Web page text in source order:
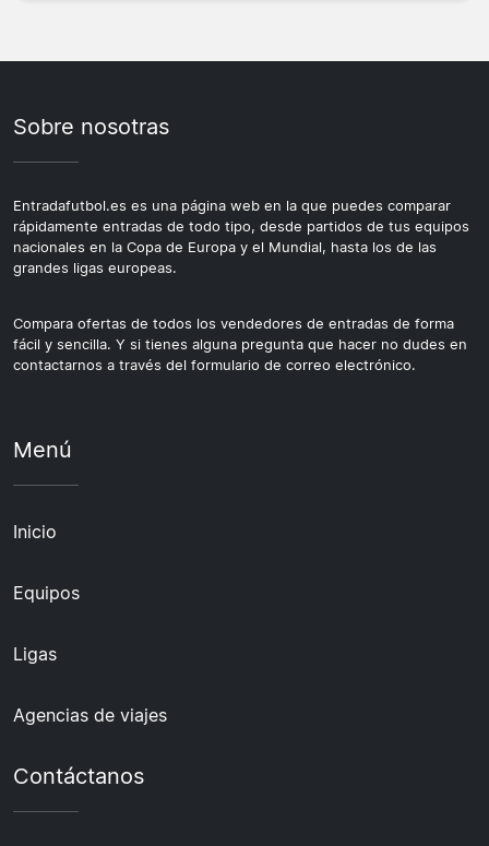
Sobre nosotras
Entradafutbol.es es una página web en la que puedes comparar
rápidamente entradas de todo tipo, desde partidos de tus equipos
nacionales en la Copa de Europa y el Mundial, hasta los de las
grandes ligas europeas.
Compara ofertas de todos los vendedores de entradas de forma
fácil y sencilla. Y si tienes alguna pregunta que hacer no dudes en
contactarnos a través del formulario de correo electrónico.
Menú
Inicio
Equipos
Ligas
Agencias de viajes
Contáctanos